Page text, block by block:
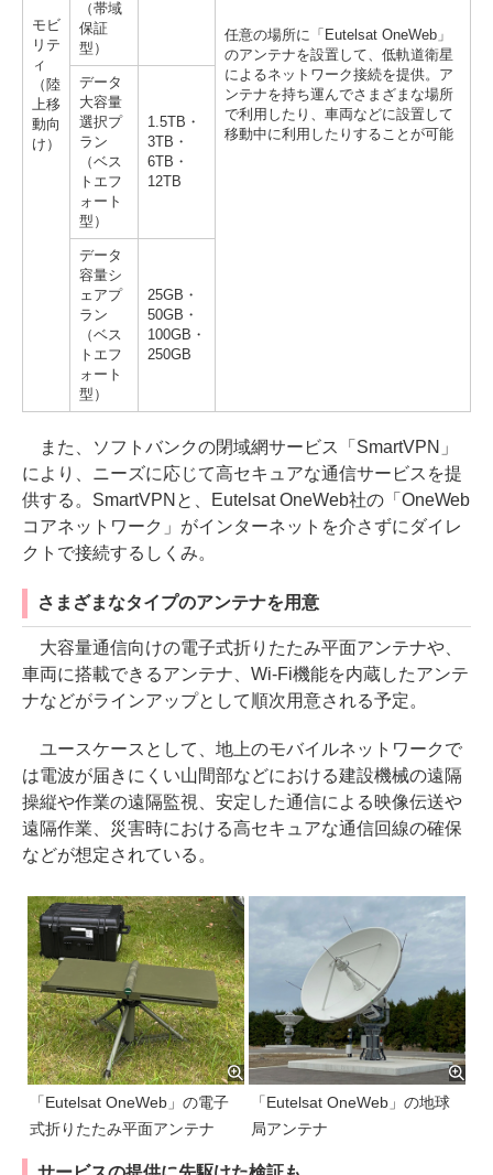
モビ
リテ
ィ
（陸
上移
動向
け）
任意の場所に「Eutelsat OneWeb」
のアンテナを設置して、低軌道衛星
によるネットワーク接続を提供。ア
ンテナを持ち運んでさまざまな場所
で利用したり、車両などに設置して
移動中に利用したりすることが可能
（帯域
保証
型）
データ
大容量
選択プ
ラン
（ベス
トエフ
ォート
型）
1.5TB・
3TB・
6TB・
12TB
データ
容量シ
ェアプ
ラン
（ベス
トエフ
ォート
型）
25GB・
50GB・
100GB・
250GB
また、ソフトバンクの閉域網サービス「SmartVPN」
により、ニーズに応じて高セキュアな通信サービスを提
供する。SmartVPNと、Eutelsat OneWeb社の「OneWeb
コアネットワーク」がインターネットを介さずにダイレ
クトで接続するしくみ。
さまざまなタイプのアンテナを用意
大容量通信向けの電子式折りたたみ平面アンテナや、
車両に搭載できるアンテナ、Wi-Fi機能を内蔵したアンテ
ナなどがラインアップとして順次用意される予定。
ユースケースとして、地上のモバイルネットワークで
は電波が届きにくい山間部などにおける建設機械の遠隔
操縦や作業の遠隔監視、安定した通信による映像伝送や
遠隔作業、災害時における高セキュアな通信回線の確保
などが想定されている。
「Eutelsat OneWeb」の電子
式折りたたみ平面アンテナ
「Eutelsat OneWeb」の地球
局アンテナ